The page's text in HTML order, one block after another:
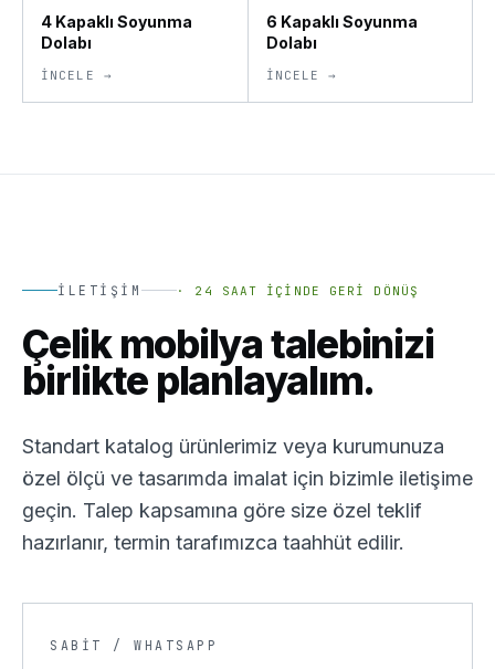
4 Kapaklı Soyunma
Dolabı
İNCELE →
6 Kapaklı Soyunma
Dolabı
İNCELE →
İLETIŞIM · 24 SAAT İÇINDE GERI DÖNÜŞ
Çelik mobilya talebinizi
birlikte planlayalım.
Standart katalog ürünlerimiz veya kurumunuza
özel ölçü ve tasarımda imalat için bizimle iletişime
geçin. Talep kapsamına göre size özel teklif
hazırlanır, termin tarafımızca taahhüt edilir.
SABIT / WHATSAPP